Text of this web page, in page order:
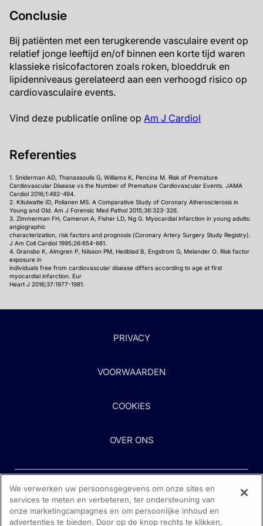
Conclusie
Bij patiënten met een terugkerende vasculaire event op
relatief jonge leeftijd en/of binnen een korte tijd waren
klassieke risicofactoren zoals roken, bloeddruk en
lipidenniveaus gerelateerd aan een verhoogd risico op
cardiovasculaire events.
Vind deze publicatie online op Am J Cardiol
Referenties
1. Sniderman AD, Thanassoulis G, Williams K, Pencina M. Risk of Premature
Cardiovascular Disease vs the Number of Premature Cardiovascular Events. JAMA
Cardiol 2016;1:492-494.
2. Kitulwatte ID, Pollanen MS. A Comparative Study of Coronary Atherosclerosis in
Young and Old. Am J Forensic Med Pathol 2015;36:323-326.
3. Zimmerman FH, Cameron A, Fisher LD, Ng G. Myocardial infarction in young adults:
angiographic
characterization, risk factors and prognosis (Coronary Artery Surgery Study Registry).
J Am Coll Cardiol 1995;26:654-661.
4. Gransbo K, Almgren P, Nilsson PM, Hedblad B, Engstrom G, Melander O. Risk factor
exposure in
individuals free from cardiovascular disease differs according to age at first
myocardial infarction. Eur
Heart J 2016;37:1977-1981.
PRIVACY
VOORWAARDEN
COOKIES
OVER ONS
We verwerken uw persoonsgegevens om onze sites en
services te meten en verbeteren, ter ondersteuning van
onze marketingcampagnes en om persoonlijke inhoud en
advertenties te bieden. Door op de knop rechts te klikken,